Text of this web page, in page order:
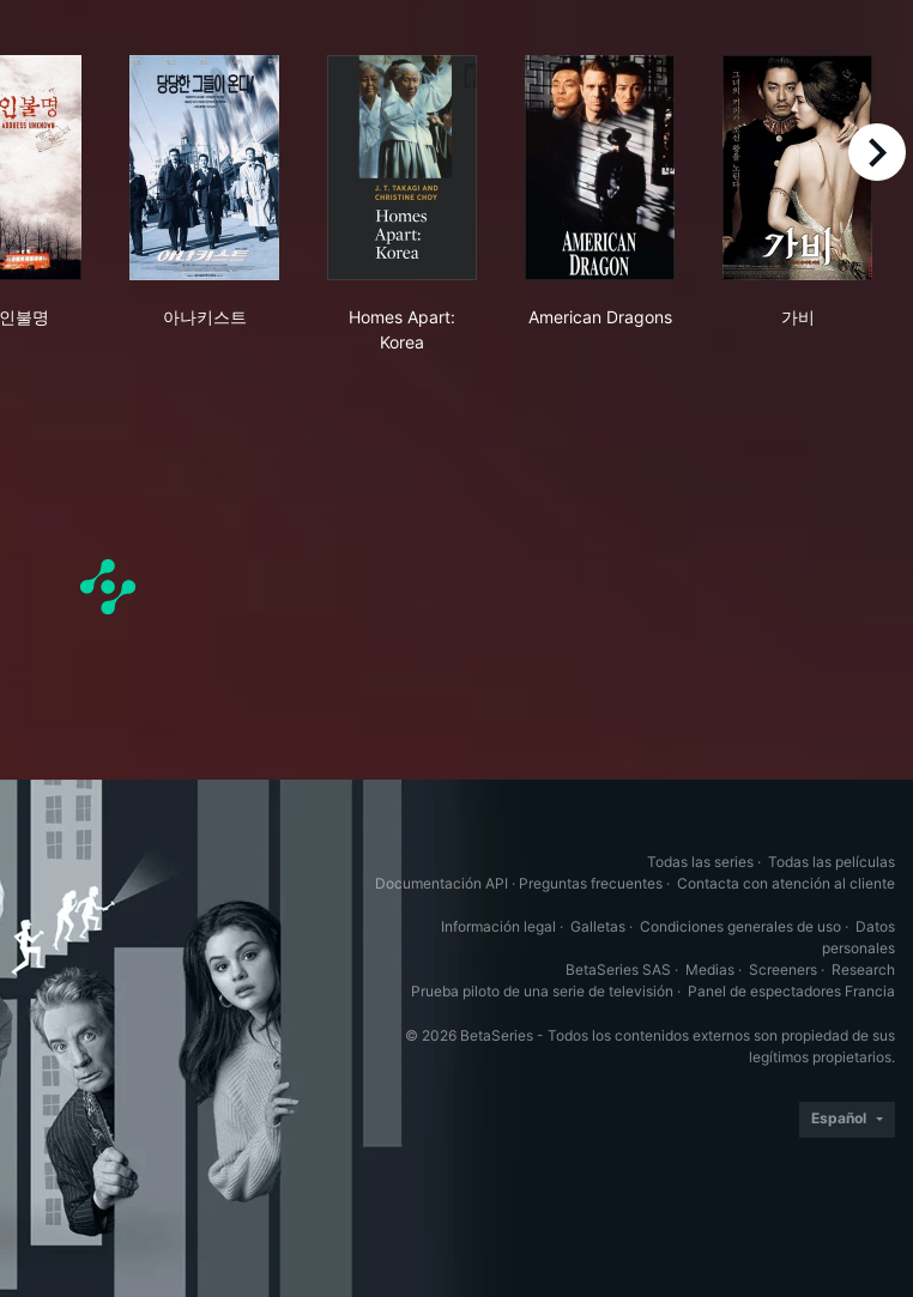
불명
아나키스트
Homes Apart:
Korea
American Dragons
가비
right
Todas las series · Todas las películas
Documentación API · Preguntas frecuentes · Contacta con atención al cliente
Información legal · Galletas · Condiciones generales de uso · Datos
personales
BetaSeries SAS · Medias · Screeners · Research
Prueba piloto de una serie de televisión · Panel de espectadores Francia
© 2026 BetaSeries - Todos los contenidos externos son propiedad de sus
legítimos propietarios.
Español